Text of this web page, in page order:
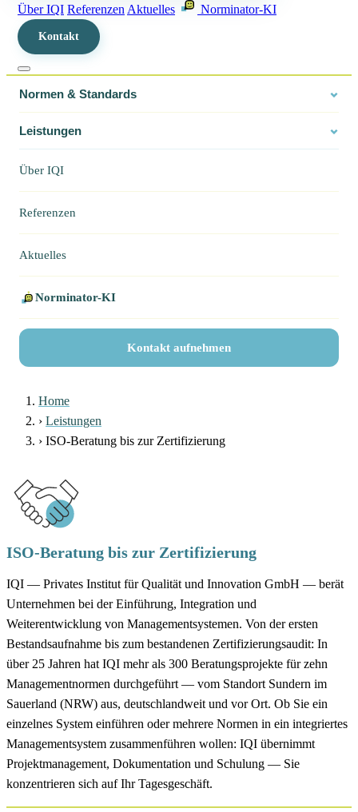
Über IQI Referenzen Aktuelles Norminator-KI
Kontakt
Normen & Standards
Leistungen
Über IQI
Referenzen
Aktuelles
Norminator-KI
Kontakt aufnehmen
Home
› Leistungen
› ISO-Beratung bis zur Zertifizierung
ISO-Beratung bis zur Zertifizierung
IQI — Privates Institut für Qualität und Innovation GmbH — berät
Unternehmen bei der Einführung, Integration und
Weiterentwicklung von Managementsystemen. Von der ersten
Bestandsaufnahme bis zum bestandenen Zertifizierungsaudit: In
über 25 Jahren hat IQI mehr als 300 Beratungsprojekte für zehn
Managementnormen durchgeführt — vom Standort Sundern im
Sauerland (NRW) aus, deutschlandweit und vor Ort. Ob Sie ein
einzelnes System einführen oder mehrere Normen in ein integriertes
Managementsystem zusammenführen wollen: IQI übernimmt
Projektmanagement, Dokumentation und Schulung — Sie
konzentrieren sich auf Ihr Tagesgeschäft.
behilflich sein?